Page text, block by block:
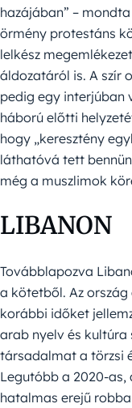
hazájában” –
örmény protestáns
lelkész
áldozatáról is. A szír
pedig egy interjúban
háború előtti
hogy „keresztény
láthatóvá tett
még a muszlimok
LIBANON
Továbblapozva
a kötetből. Az
korábbi időket
arab nyelv és
társadalmat a törzsi
Legutóbb a 2020-
hatalmas erejű